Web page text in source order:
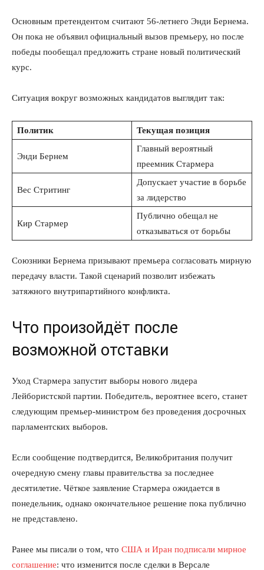
Основным претендентом считают 56-летнего Энди Бернема.
Он пока не объявил официальный вызов премьеру, но после
победы пообещал предложить стране новый политический
курс.
Ситуация вокруг возможных кандидатов выглядит так:
Политик Текущая позиция
Энди Бернем
Главный вероятный
преемник Стармера
Вес Стритинг
Допускает участие в борьбе
за лидерство
Кир Стармер
Публично обещал не
отказываться от борьбы
Союзники Бернема призывают премьера согласовать мирную
передачу власти. Такой сценарий позволит избежать
затяжного внутрипартийного конфликта.
Что произойдёт после
возможной отставки
Уход Стармера запустит выборы нового лидера
Лейбористской партии. Победитель, вероятнее всего, станет
следующим премьер-министром без проведения досрочных
парламентских выборов.
Если сообщение подтвердится, Великобритания получит
очередную смену главы правительства за последнее
десятилетие. Чёткое заявление Стармера ожидается в
понедельник, однако окончательное решение пока публично
не представлено.
Ранее мы писали о том, что США и Иран подписали мирное
соглашение: что изменится после сделки в Версале